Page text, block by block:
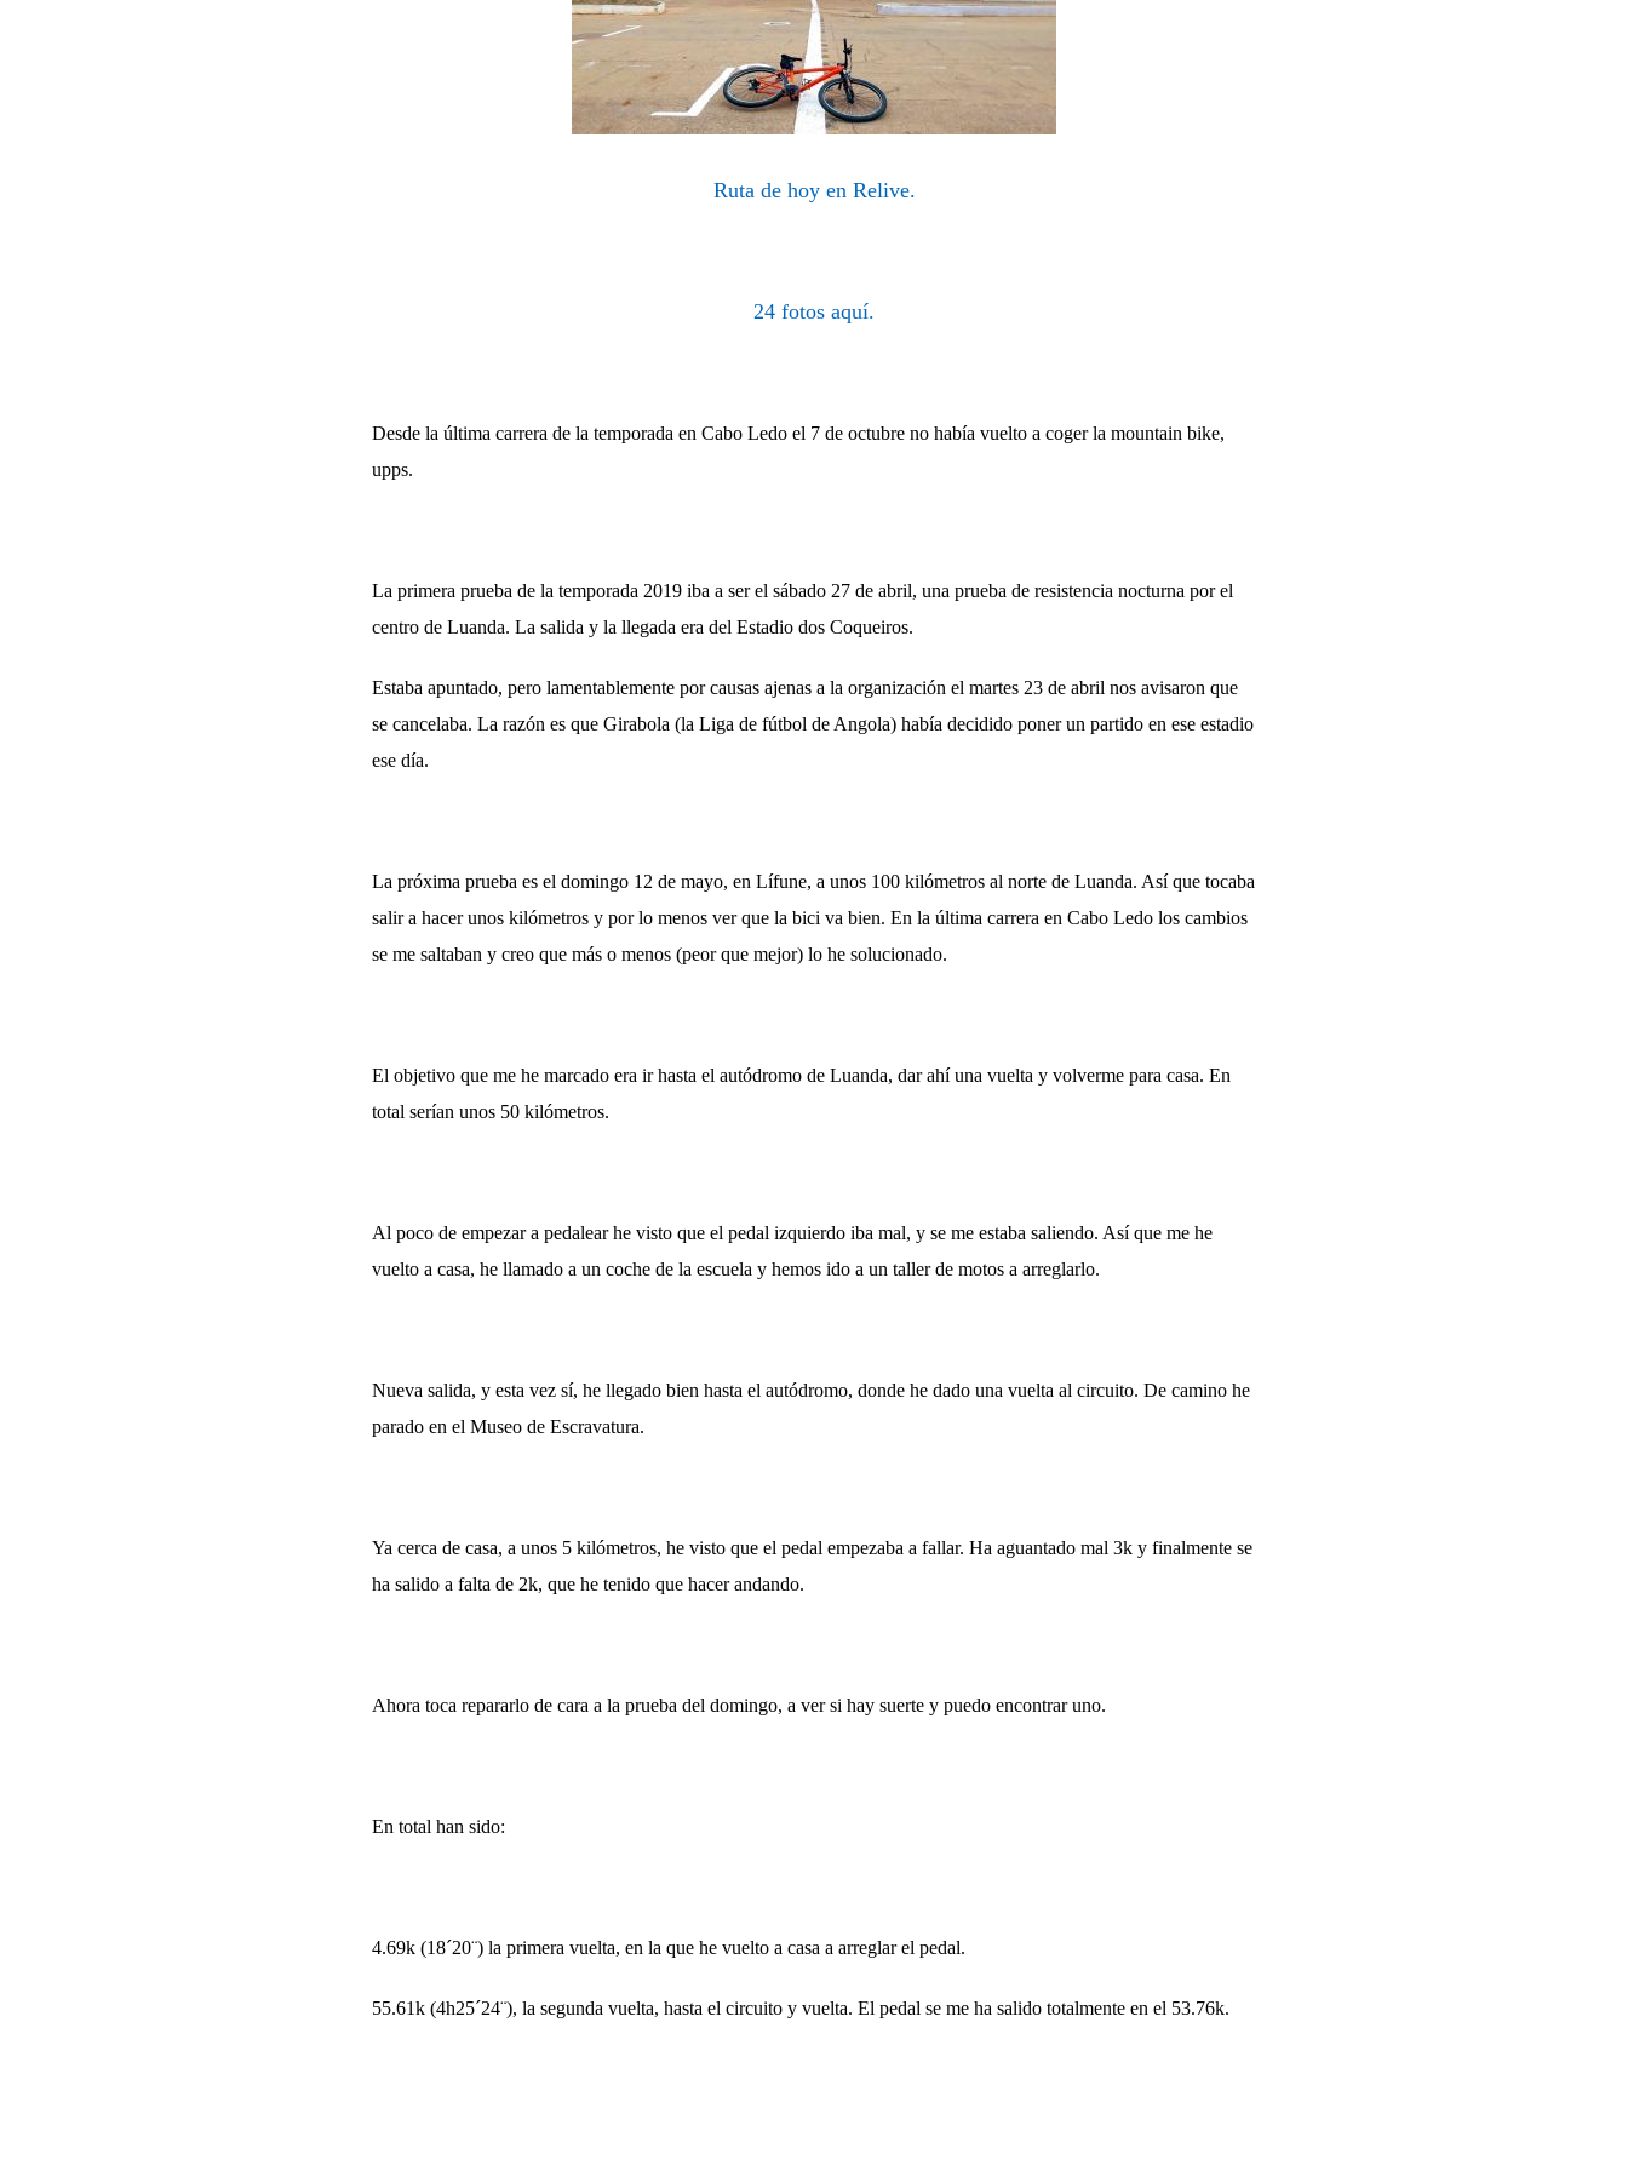
Ruta de hoy en Relive.
24 fotos aquí.
Desde la última carrera de la temporada en Cabo Ledo el 7 de octubre no había vuelto a coger la mountain bike,
upps.
La primera prueba de la temporada 2019 iba a ser el sábado 27 de abril, una prueba de resistencia nocturna por el
centro de Luanda. La salida y la llegada era del Estadio dos Coqueiros.
Estaba apuntado, pero lamentablemente por causas ajenas a la organización el martes 23 de abril nos avisaron que
se cancelaba. La razón es que Girabola (la Liga de fútbol de Angola) había decidido poner un partido en ese estadio
ese día.
La próxima prueba es el domingo 12 de mayo, en Lífune, a unos 100 kilómetros al norte de Luanda. Así que tocaba
salir a hacer unos kilómetros y por lo menos ver que la bici va bien. En la última carrera en Cabo Ledo los cambios
se me saltaban y creo que más o menos (peor que mejor) lo he solucionado.
El objetivo que me he marcado era ir hasta el autódromo de Luanda, dar ahí una vuelta y volverme para casa. En
total serían unos 50 kilómetros.
Al poco de empezar a pedalear he visto que el pedal izquierdo iba mal, y se me estaba saliendo. Así que me he
vuelto a casa, he llamado a un coche de la escuela y hemos ido a un taller de motos a arreglarlo.
Nueva salida, y esta vez sí, he llegado bien hasta el autódromo, donde he dado una vuelta al circuito. De camino he
parado en el Museo de Escravatura.
Ya cerca de casa, a unos 5 kilómetros, he visto que el pedal empezaba a fallar. Ha aguantado mal 3k y finalmente se
ha salido a falta de 2k, que he tenido que hacer andando.
Ahora toca repararlo de cara a la prueba del domingo, a ver si hay suerte y puedo encontrar uno.
En total han sido:
4.69k (18´20¨) la primera vuelta, en la que he vuelto a casa a arreglar el pedal.
55.61k (4h25´24¨), la segunda vuelta, hasta el circuito y vuelta. El pedal se me ha salido totalmente en el 53.76k.